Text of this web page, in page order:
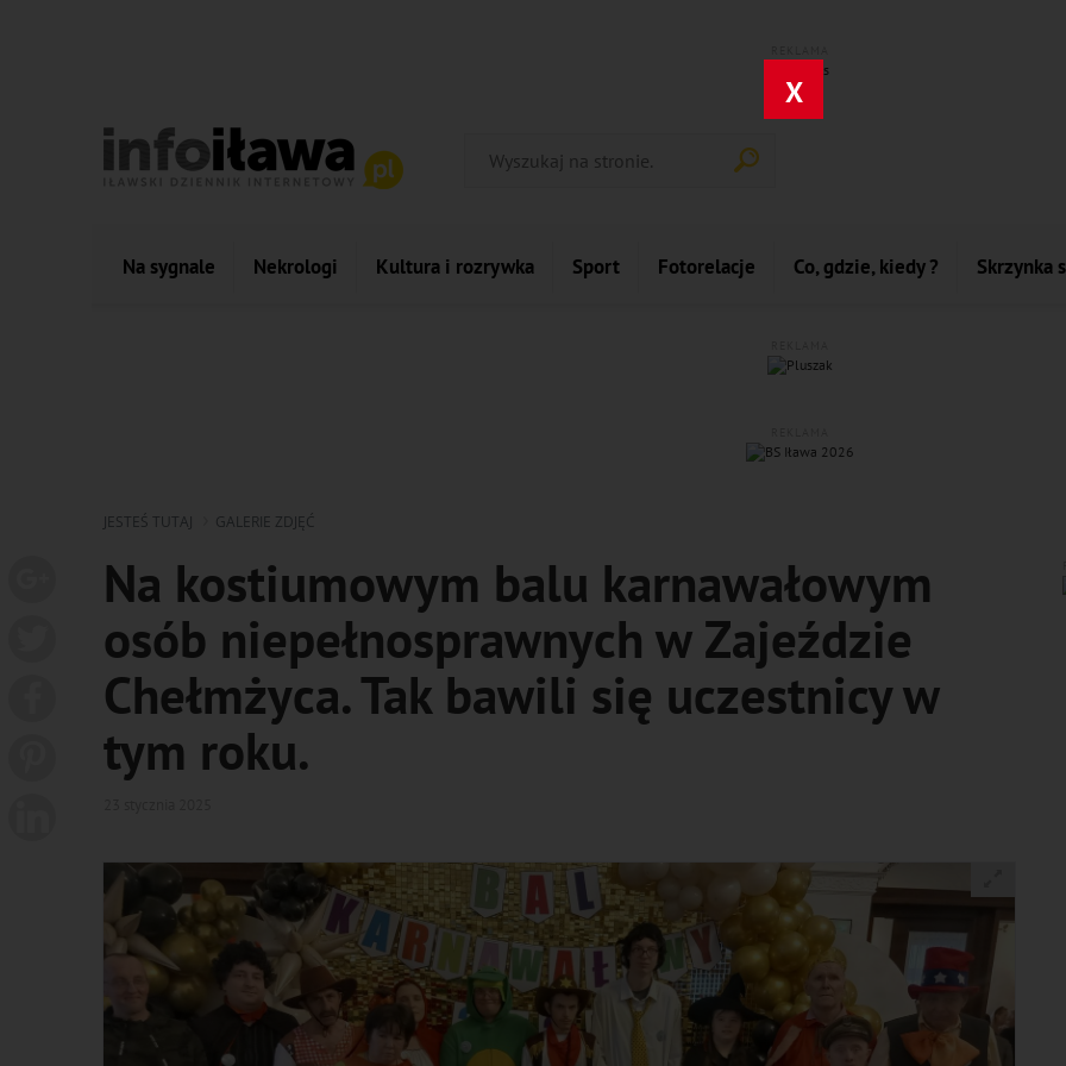
X
Na sygnale Nekrologi Kultura i rozrywka Sport Fotorelacje Co, gdzie, kiedy ? Skrzynka
JESTEŚ TUTAJ GALERIE ZDJĘĆ
Na kostiumowym balu karnawałowym
osób niepełnosprawnych w Zajeździe
Chełmżyca. Tak bawili się uczestnicy w
tym roku.